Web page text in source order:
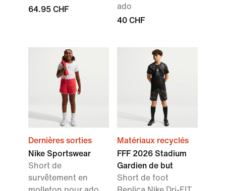
64.95 CHF
ado
40 CHF
Dernières sorties
Nike Sportswear
Short de
survêtement en
Matériaux recyclés
FFF 2026 Stadium
Gardien de but
Short de foot